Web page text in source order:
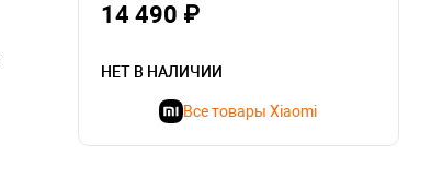
14 490 ₽
НЕТ В НАЛИЧИИ
Все товары Xiaomi